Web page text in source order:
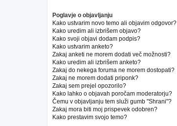
Poglavje o objavljanju
Kako ustvarim novo temo ali objavim odgovor?
Kako uredim ali izbrišem objavo?
Kako svoji objavi dodam podpis?
Kako ustvarim anketo?
Zakaj anketi ne morem dodati več možnosti?
Kako uredim ali izbrišem anketo?
Zakaj do nekega foruma ne morem dostopati?
Zakaj ne morem dodati priponk?
Zakaj sem prejel opozorilo?
Kako lahko o objavah poročam moderatorju?
Čemu v objavljanju tem služi gumb "Shrani"?
Zakaj mora biti moj prispevek odobren?
Kako prestavim svojo temo?